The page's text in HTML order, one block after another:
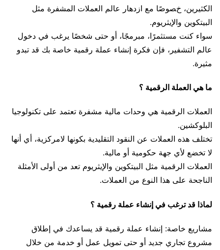
الكثيرين، خصوصًا مع ازدهار عالم العملات المشفرة مثل
البيتكوين والإيثريوم.
سواء كنت مستثمرًا، مبرمجًا، أو حتى شخصًا يرغب في دخول
عالم التشفير، فإن فكرة إنشاء عملة رقمية خاصة بك قد تبدو
مثيرة.
ما هي العملة الرقمية ؟
العملات الرقمية هي وحدات مالية مشفرة تعتمد على تكنولوجيا
البلوكشين.
تختلف هذه العملات عن النقود التقليدية بكونها لامركزية، أي أنها
لا تخضع لأي جهة حكومية أو مالية.
العملات الرقمية مثل البيتكوين والإيثريوم تعد من أولى الأمثلة
الناجحة على هذا النوع من العملات.
لماذا قد ترغب في إنشاء عملة رقمية ؟
مشاريع خاصة: إنشاء عملة رقمية قد يساعدك في إطلاق
مشروع تجاري جديد أو حتى تمويل عمل أو خدمة من خلال